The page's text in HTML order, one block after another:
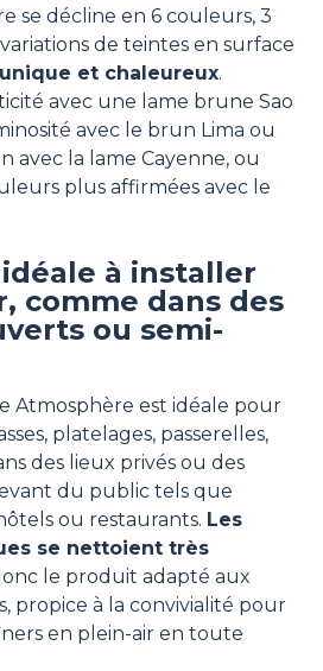
se décline en 6 couleurs, 3
de teintes en surface
et chaleureux.
avec une lame brune Sao
avec le brun Lima ou
avec la lame Cayenne, ou
plus affirmées avec le
idéale à installer
comme dans des
ou semi-
Atmosphère est idéale pour
platelages, passerelles,
des lieux privés ou des
du public tels que
ou restaurants. Les
se nettoient très
le produit adapté aux
propice à la convivialité pour
en plein-air en toute